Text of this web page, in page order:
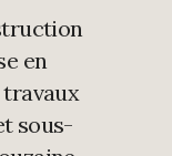
en
sous-